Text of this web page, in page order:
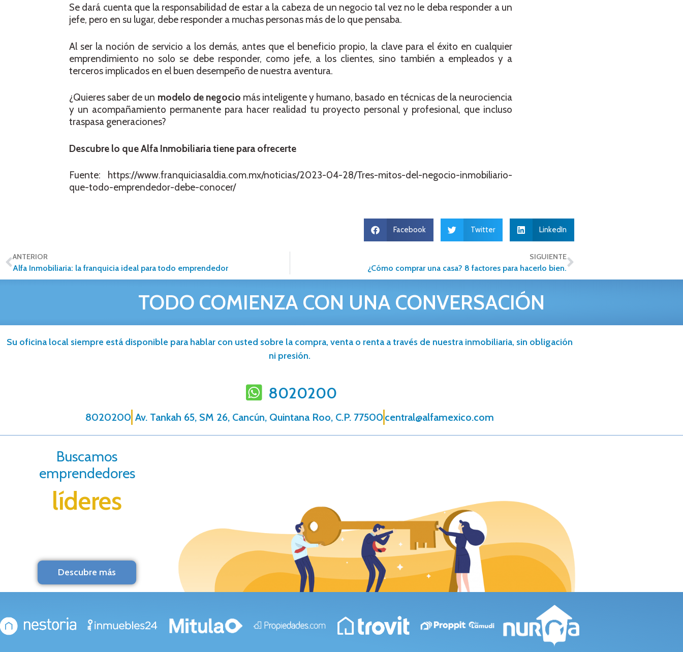
Se dará cuenta que la responsabilidad de estar a la cabeza de un negocio tal vez no le deba responder a un
jefe, pero en su lugar, debe responder a muchas personas más de lo que pensaba.
Al ser la noción de servicio a los demás, antes que el beneficio propio, la clave para el éxito en cualquier
emprendimiento no solo se debe responder, como jefe, a los clientes, sino también a empleados y a
terceros implicados en el buen desempeño de nuestra aventura.
¿Quieres saber de un modelo de negocio más inteligente y humano, basado en técnicas de la neurociencia
y un acompañamiento permanente para hacer realidad tu proyecto personal y profesional, que incluso
traspasa generaciones?
Descubre lo que Alfa Inmobiliaria tiene para ofrecerte
Fuente: https://www.franquiciasaldia.com.mx/noticias/2023-04-28/Tres-mitos-del-negocio-inmobiliario-
que-todo-emprendedor-debe-conocer/
Facebook Twitter LinkedIn
ANTERIOR
Alfa Inmobiliaria: la franquicia ideal para todo emprendedor
SIGUIENTE
¿Cómo comprar una casa? 8 factores para hacerlo bien.
TODO COMIENZA CON UNA CONVERSACIÓN
Su oficina local siempre está disponible para hablar con usted sobre la compra, venta o renta a través de nuestra inmobiliaria, sin obligación
ni presión.
8020200
8020200 Av. Tankah 65, SM 26, Cancún, Quintana Roo, C.P. 77500 central@alfamexico.com
Buscamos
emprendedores
líderes
Descubre más